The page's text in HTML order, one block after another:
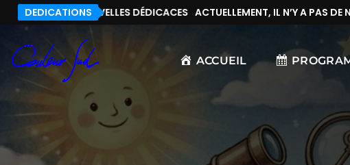
DEDICATIONS
A PAS DE NOUVELLES DÉDICACES ACTUELLEMENT, IL N’Y A PAS DE
ACCUEIL